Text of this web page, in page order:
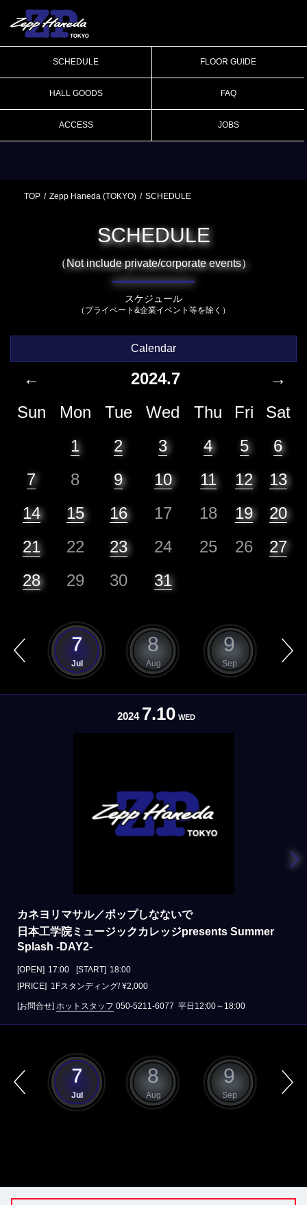
SCHEDULE FLOOR GUIDE
HALL GOODS FAQ
ACCESS JOBS
TOP Zepp Haneda (TOKYO) SCHEDULE
SCHEDULE
（Not include private/corporate events）
スケジュール
（プライベート&企業イベント等を除く）
Calendar
← 2024.7
→
Sun
Mon Tue Wed Thu Fri
Sat
1
2 3 4 5
6
7
8 9 10 11 12
13
14
15 16 17 18 19
20
21
22 23 24 25 26
27
28
29 30 31
7
Jul
8
Aug
9
Sep
2024 7.10 WED
カネヨリマサル／ポップしなないで
⽇本⼯学院ミュージックカレッジpresents Summer
Splash -DAY2-
[OPEN] 17:00 [START] 18:00
[PRICE] 1Fスタンディング/ ¥2,000
[お問合せ] ホットスタッフ 050-5211-6077 平日12:00～18:00
7
Jul
8
Aug
9
Sep